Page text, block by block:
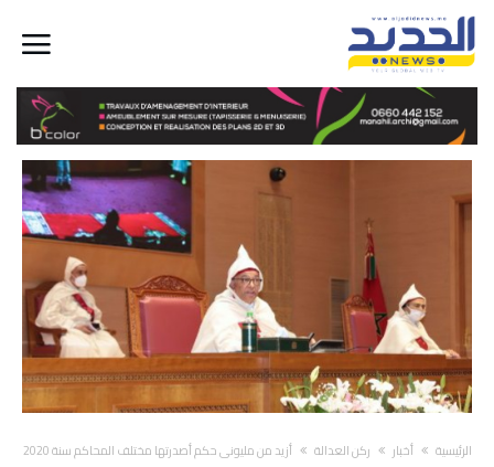
‫الرئيسية‬ أخبار ركن العدالة أزيد من مليوني حكم أصدرتها مختلف المحاكم سنة 2020